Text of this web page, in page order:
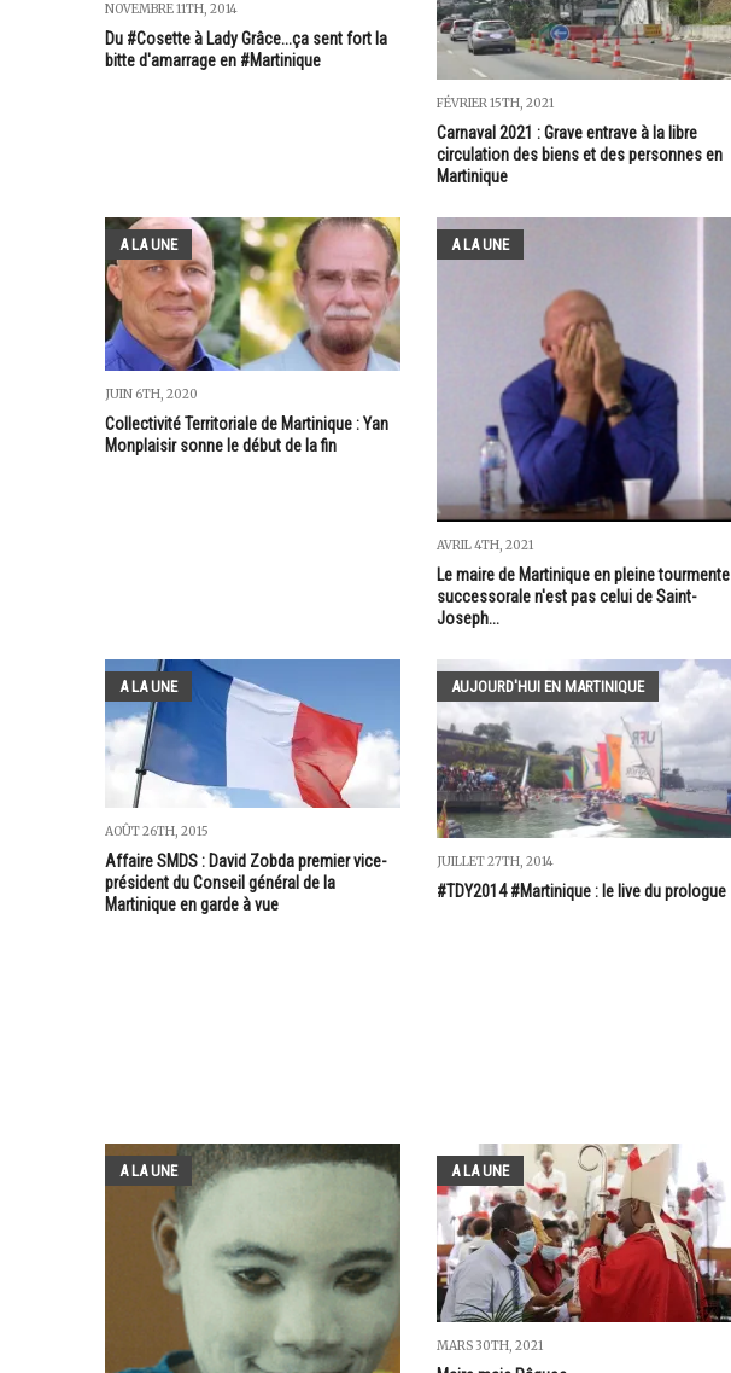
NOVEMBRE 11TH, 2014
Du #Cosette à Lady Grâce...ça sent fort la
bitte d'amarrage en #Martinique
FÉVRIER 15TH, 2021
Carnaval 2021 : Grave entrave à la libre
circulation des biens et des personnes en
Martinique
A LA UNE
JUIN 6TH, 2020
Collectivité Territoriale de Martinique : Yan
Monplaisir sonne le début de la fin
A LA UNE
AVRIL 4TH, 2021
Le maire de Martinique en pleine tourmente
successorale n'est pas celui de Saint-
Joseph...
A LA UNE
AOÛT 26TH, 2015
Affaire SMDS : David Zobda premier vice-
président du Conseil général de la
Martinique en garde à vue
AUJOURD'HUI EN MARTINIQUE
JUILLET 27TH, 2014
#TDY2014 #Martinique : le live du prologue
A LA UNE A LA UNE
MARS 30TH, 2021